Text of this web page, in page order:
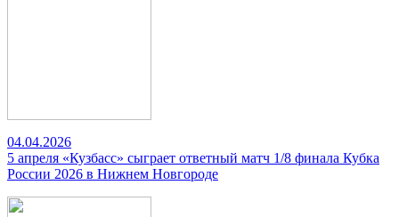
04.04.2026
5 апреля «Кузбасс» сыграет ответный матч 1/8 финала Кубка
России 2026 в Нижнем Новгороде